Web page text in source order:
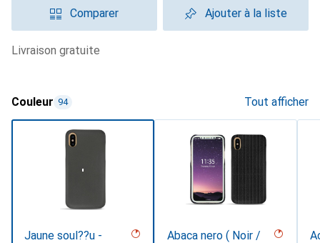
Comparer Ajouter à la liste
livraison gratuite
Couleur 94 Tout afficher
Jaune soul??u -
Abaca nero ( Noir /